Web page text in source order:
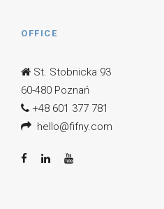
OFFICE
St. Stobnicka 93
60-480 Poznań
+48 601 377 781
hello@fifny.com